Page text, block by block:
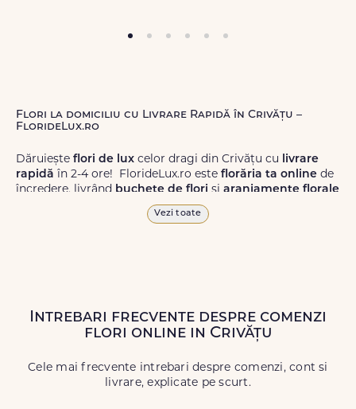
Flori la domiciliu cu Livrare Rapidă în Crivățu –
FlorideLux.ro
Dăruiește flori de lux celor dragi din Crivățu cu livrare
rapidă în 2-4 ore! FlorideLux.ro este florăria ta online de
încredere, livrând buchete de flori și aranjamente florale
de calitate superioară în Crivățu și în toată România.
Livrăm buchete de florichiar și în weekend, pentru ca tu
să poți adresa un gest frumos atunci când ai nevoie.
Vezi toate
Intrebari frecvente despre comenzi
flori online in Crivățu
Cele mai frecvente intrebari despre comenzi, cont si
livrare, explicate pe scurt.